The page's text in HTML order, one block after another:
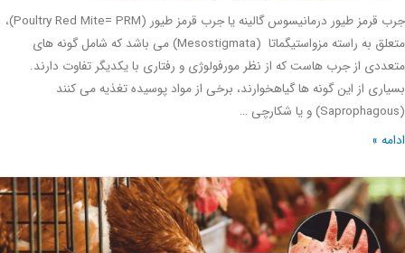
جرب قرمز طیور درمانیسوس گالینه یا جرب قرمز طیور (Poultry Red Mite= PRM)،
متعلق به راسته مزواستیگماتا (Mesostigmata) می باشد که شامل گونه های
از جرب هاست که از نظر مورفولوژی و رفتاری با یکدیگر تفاوت دارند.
از این گونه ها گیاهخوارند، برخی از مواد پوسیده تغذیه می کنند
»